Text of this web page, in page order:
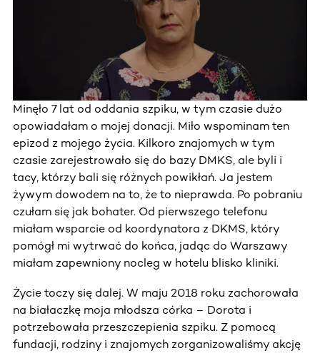
Minęło 7 lat od oddania szpiku, w tym czasie dużo
opowiadałam o mojej donacji. Miło wspominam ten
epizod z mojego życia. Kilkoro znajomych w tym
czasie zarejestrowało się do bazy DMKS, ale byli i
tacy, którzy bali się różnych powikłań. Ja jestem
żywym dowodem na to, że to nieprawda. Po pobraniu
czułam się jak bohater. Od pierwszego telefonu
miałam wsparcie od koordynatora z DKMS, który
pomógł mi wytrwać do końca, jadąc do Warszawy
miałam zapewniony nocleg w hotelu blisko kliniki.
Życie toczy się dalej. W maju 2018 roku zachorowała
na białaczkę moja młodsza córka – Dorota i
potrzebowała przeszczepienia szpiku. Z pomocą
fundacji, rodziny i znajomych zorganizowaliśmy akcję